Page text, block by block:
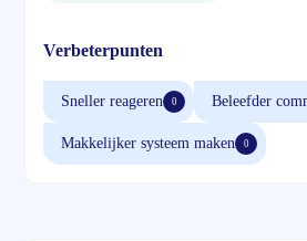
Verbeterpunten
Sneller reageren 0 Beleefder
Makkelijker systeem maken 0